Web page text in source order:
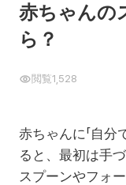
赤ちゃんの
ら？
閲覧1,528
赤ちゃんに「自分
ると、最初は手
スプーンやフォ